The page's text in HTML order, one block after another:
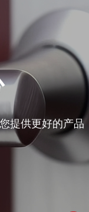
您提供更好的产品